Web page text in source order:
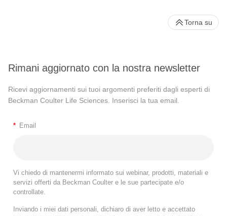
Rimani aggiornato con la nostra newsletter
Ricevi aggiornamenti sui tuoi argomenti preferiti dagli esperti di
Beckman Coulter Life Sciences. Inserisci la tua email.
* Email
Vi chiedo di mantenermi informato sui webinar, prodotti, materiali e
servizi offerti da Beckman Coulter e le sue partecipate e/o
controllate.
Inviando i miei dati personali, dichiaro di aver letto e accettato
Torna su